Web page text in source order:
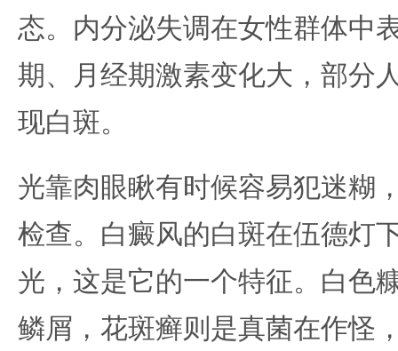
态。内分泌失调在女性群体中
期、月经期激素变化大，部分
现白斑。
光靠肉眼瞅有时候容易犯迷糊
检查。白癜风的白斑在伍德灯
光，这是它的一个特征。白色
鳞屑，花斑癣则是真菌在作怪